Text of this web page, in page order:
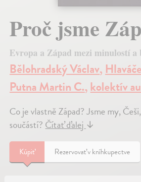
Proč jsme
Evropa a Západ mezi minulostí a
Bělohradský Václav,
Putna Martin C.,kolektív
Co je vlastně Západ? Jsme my,
součástí?Čítať ďalej↓
Kúpiť Rezervovať v kníhkupectve